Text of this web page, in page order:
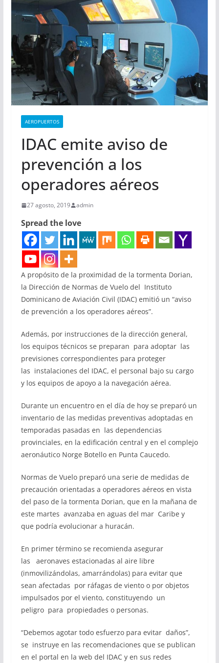
AEROPUERTOS
IDAC emite aviso de
prevención a los
operadores aéreos
27 agosto, 2019 admin
Spread the love
A propósito de la proximidad de la tormenta Dorian,
la Dirección de Normas de Vuelo del Instituto
Dominicano de Aviación Civil (IDAC) emitió un “aviso
de prevención a los operadores aéreos”.
Además, por instrucciones de la dirección general,
los equipos técnicos se preparan para adoptar las
previsiones correspondientes para proteger
las instalaciones del IDAC, el personal bajo su cargo
y los equipos de apoyo a la navegación aérea.
Durante un encuentro en el día de hoy se preparó un
inventario de las medidas preventivas adoptadas en
temporadas pasadas en las dependencias
provinciales, en la edificación central y en el complejo
aeronáutico Norge Botello en Punta Caucedo.
Normas de Vuelo preparó una serie de medidas de
precaución orientadas a operadores aéreos en vista
del paso de la tormenta Dorian, que en la mañana de
este martes avanzaba en aguas del mar Caribe y
que podría evolucionar a huracán.
En primer término se recomienda asegurar
las aeronaves estacionadas al aire libre
(inmovilizándolas, amarrándolas) para evitar que
sean afectadas por ráfagas de viento o por objetos
impulsados por el viento, constituyendo un
peligro para propiedades o personas.
“Debemos agotar todo esfuerzo para evitar daños”,
se instruye en las recomendaciones que se publican
en el portal en la web del IDAC y en sus redes